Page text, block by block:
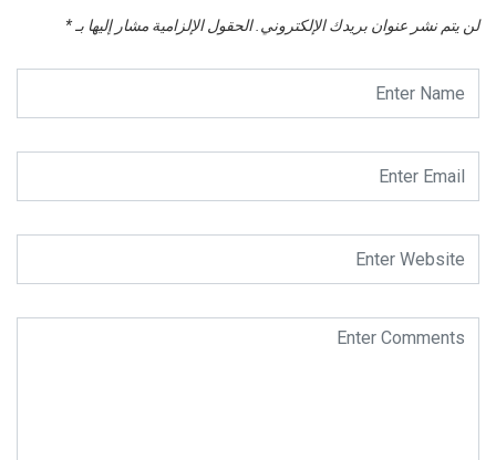
لن يتم نشر عنوان بريدك الإلكتروني. الحقول الإلزامية مشار إليها بـ*